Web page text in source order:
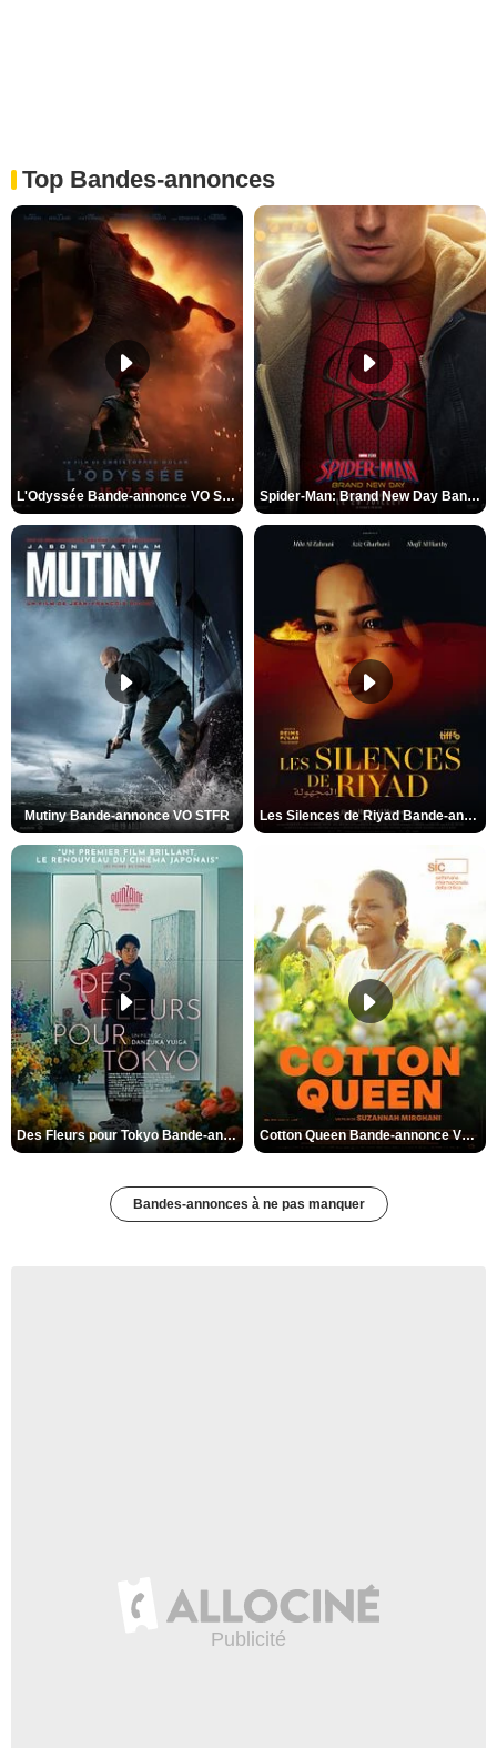
Top Bandes-annonces
L'Odyssée Bande-annonce VO STFR Spider-Man: Brand New Day Bande-annonce VO STFR
Mutiny Bande-annonce VO STFR Les Silences de Riyad Bande-annonce VO STFR
Des Fleurs pour Tokyo Bande-annonce VO STFR Cotton Queen Bande-annonce VO STFR
Bandes-annonces à ne pas manquer